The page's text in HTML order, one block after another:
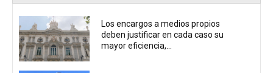
Los encargos a medios propios
deben justificar en cada caso su
mayor eficiencia,...